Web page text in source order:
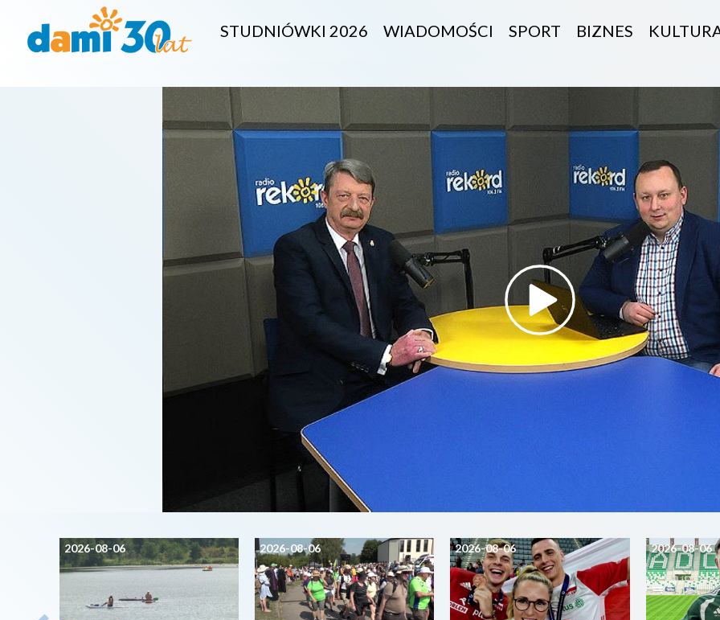
STUDNIÓWKI 2026 WIADOMOŚCI SPORT BIZNES
2026-08-06 2026-08-06 2026-08-06 2026-08-06